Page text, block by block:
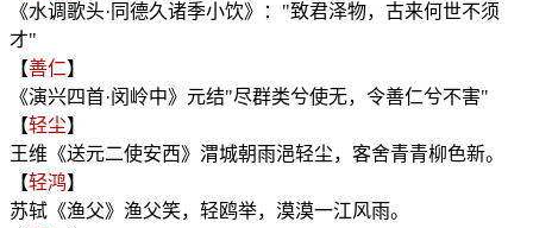
《水调歌头·同德久诸季小饮》："致君泽物，古来何世不须
才"
【善仁】
《演兴四首·闵岭中》元结"尽群类兮使无，令善仁兮不害"
【轻尘】
王维《送元二使安西》渭城朝雨浥轻尘，客舍青青柳色新。
【轻鸿】
苏轼《渔父》渔父笑，轻鸥举，漠漠一江风雨。